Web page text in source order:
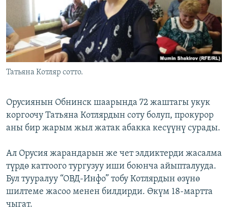
ЫҢГАЙСЫЗ СУРООЛОР
ЭЕ/АРнун бардык сайттары
Татьяна Котляр сотто.
Орусиянын Обнинск шаарында 72 жаштагы укук
коргоочу Татьяна Котлярдын cоту болуп, прокурор
аны бир жарым жыл жатак абакка кесүүнү сурады.
Ал Орусия жарандарын же чет элдиктерди жасалма
түрдө каттоого тургузуу иши боюнча айыпталууда.
Бул тууралуу “ОВД-Инфо” тобу Котлярдын өзүнө
шилтеме жасоо менен билдирди. Өкүм 18-мартта
чыгат.